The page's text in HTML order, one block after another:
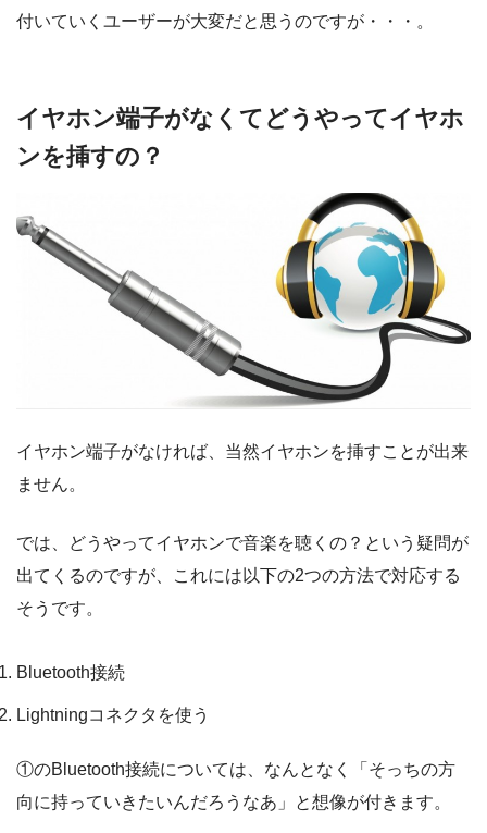
付いていくユーザーが大変だと思うのですが・・・。
イヤホン端子がなくてどうやってイヤホ
ンを挿すの？
イヤホン端子がなければ、当然イヤホンを挿すことが出来
ません。
では、どうやってイヤホンで音楽を聴くの？という疑問が
出てくるのですが、これには以下の2つの方法で対応する
そうです。
Bluetooth接続
Lightningコネクタを使う
①のBluetooth接続については、なんとなく「そっちの方
向に持っていきたいんだろうなあ」と想像が付きます。